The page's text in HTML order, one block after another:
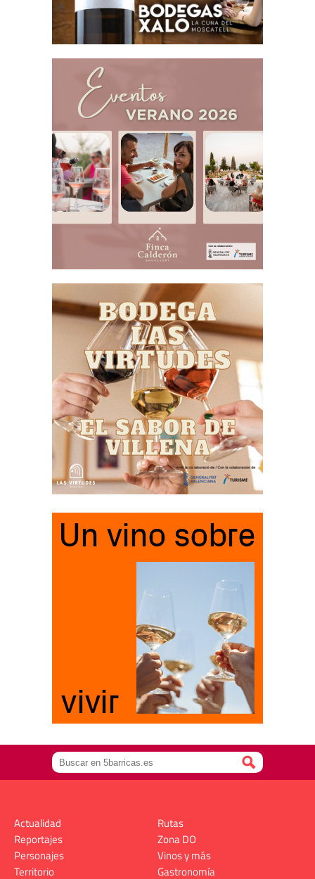
Actualidad
Reportajes
Personajes
Territorio
Rutas
Zona DO
Vinos y más
Gastronomía